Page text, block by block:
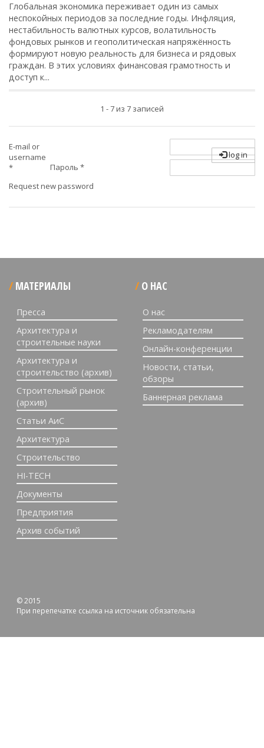
Глобальная экономика переживает один из самых
неспокойных периодов за последние годы. Инфляция,
нестабильность валютных курсов, волатильность
фондовых рынков и геополитическая напряжённость
формируют новую реальность для бизнеса и рядовых
граждан. В этих условиях финансовая грамотность и
доступ к...
1 - 7 из 7 записей
E-mail or
username
*
Пароль *
Request new password
log in
МАТЕРИАЛЫ
Пресса
Архитектура и
строительные науки
Архитектура и
строительство (архив)
Строительный рынок
(архив)
Статьи АиС
Архитектура
Строительство
HI-TECH
Документы
Предприятия
Архив событий
О НАС
О нас
Рекламодателям
Онлайн-конференции
Новости, статьи,
обзоры
Баннерная реклама
© 2015
При перепечатке ссылка на источник обязательна